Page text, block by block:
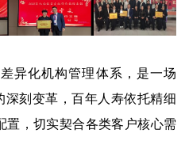
异化机构管理体系，是一场
深刻变革，百年人寿依托精细
置，切实契合各类客户核心需